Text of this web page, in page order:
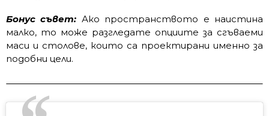
Бонус съвет: Ако пространството е наистина
малко, то може разгледате опциите за сгъваеми
маси и столове, които са проектирани именно за
подобни цели.